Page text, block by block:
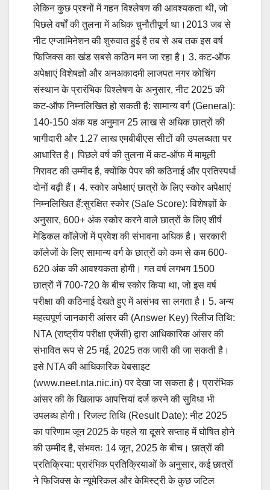
लेकिन कुछ प्रश्नों में गहन विश्लेषण की आवश्यकता थी, जो
पिछले वर्षों की तुलना में अधिक चुनौतीपूर्ण था।2013 जब से
नीट एग्जामिनेशन की शुरुवात हुई है तब से अब तक इस वर्ष
फिजिक्स का खंड सबसे कठिन मन जा रहा है। 3. कट-ऑफ
अपेक्षाएं विशेषज्ञों और अनअकादमी लाजपत नगर कोचिंग
संस्थान के प्रारंभिक विश्लेषण के अनुसार, नीट 2025 की
कट-ऑफ निम्नलिखित हो सकती है: सामान्य वर्ग (General):
140-150 अंक यह अनुमान 25 लाख से अधिक छात्रों की
भागीदारी और 1.27 लाख एमबीबीएस सीटों की उपलब्धता पर
आधारित है। पिछले वर्ष की तुलना में कट-ऑफ में मामूली
गिरावट की उम्मीद है, क्योंकि पेपर की कठिनाई और प्रतिस्पर्धा
दोनों बढ़ी हैं। 4. स्कोर अपेक्षाएं छात्रों के लिए स्कोर अपेक्षाएं
निम्नलिखित हैं:सुरक्षित स्कोर (Safe Score): विशेषज्ञों के
अनुसार, 600+ अंक स्कोर करने वाले छात्रों के लिए शीर्ष
मेडिकल कॉलेजों में प्रवेश की संभावना अधिक है। सरकारी
कॉलेजों के लिए सामान्य वर्ग के छात्रों को कम से कम 600-
620 अंक की आवश्यकता होगी। गत वर्ष लगभग 1500
छात्रों नें 700-720 के बीच स्कोर किया था, जो इस वर्ष
परीक्षा की कठिनाई देखते हुए में असंभव सा लगता है। 5. अन्य
महत्वपूर्ण जानकारी आंसर की (Answer Key) रिलीज तिथि:
NTA (राष्ट्रीय परीक्षा एजेंसी) द्वारा आधिकारिक आंसर की
संभावित रूप से 25 मई, 2025 तक जारी की जा सकती है।
इसे NTA की आधिकारिक वेबसाइट
(www.neet.nta.nic.in) पर देखा जा सकता है। प्रारंभिक
आंसर की के खिलाफ आपत्तियां दर्ज करने की सुविधा भी
उपलब्ध होगी। रिजल्ट तिथि (Result Date): नीट 2025
का परिणाम जून 2025 के पहले या दूसरे सप्ताह में घोषित होने
की उम्मीद है, संभवतः 14 जून, 2025 के बीच। छात्रों की
प्रतिक्रिया: प्रारंभिक प्रतिक्रियाओं के अनुसार, कई छात्रों
ने फिजिक्स के न्यूमेरिकल और केमिस्ट्री के कुछ जटिल